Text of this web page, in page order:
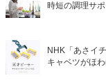
時短の調理サ
NHK「あさイ
キャベツがほ